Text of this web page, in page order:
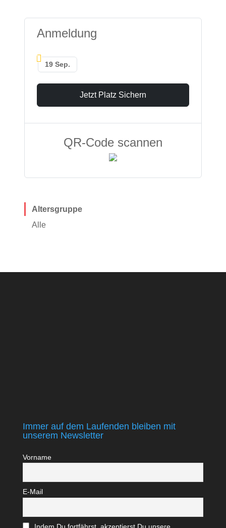
Anmeldung
19 Sep.
Jetzt Platz Sichern
QR-Code scannen
Altersgruppe
Alle
Immer auf dem Laufenden bleiben mit
unserem Newsletter
Vorname
E-Mail